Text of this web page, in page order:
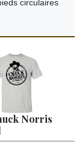
circulaires
Norris